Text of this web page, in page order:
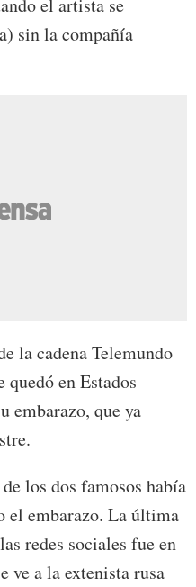
el artista se
sin la compañía
la cadena Telemundo
quedó en Estados
embarazo, que ya
los dos famosos había
el embarazo. La última
redes sociales fue en
ve a la extenista rusa